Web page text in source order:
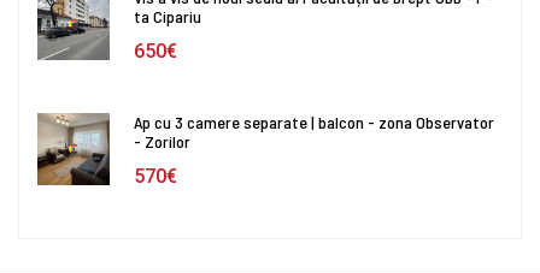
ta Cipariu
650€
Ap cu 3 camere separate | balcon - zona Observator
- Zorilor
570€